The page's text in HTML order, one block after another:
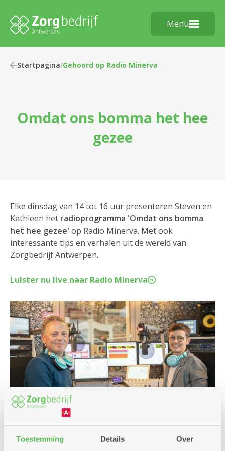
Toestemming Details Over
Menu
Startpagina/Gehoord op Radio Minerva
Omdat ons bomma het hee
gezee
Elke dinsdag van 14 tot 16 uur presenteren Steven en
Kathleen het radioprogramma 'Omdat ons bomma
het hee gezee' op Radio Minerva. Met ook
interessante tips en verhalen uit de wereld van
Zorgbedrijf Antwerpen.
Luister nu live naar Radio Minerva